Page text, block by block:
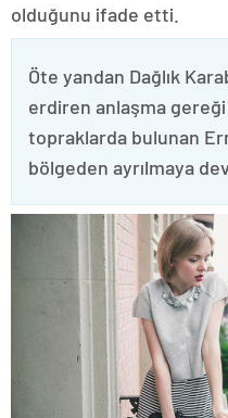
olduğunu ifade etti.
Öte yandan Dağlık
erdiren anlaşma gereği
topraklarda bulunan
bölgeden ayrılmaya